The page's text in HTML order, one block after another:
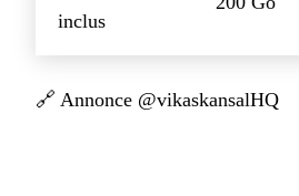
inclus
🔗 Annonce @vikaskansalHQ